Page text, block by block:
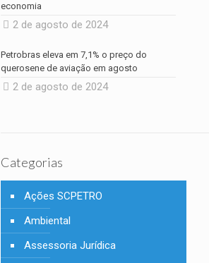
economia
2 de agosto de 2024
Petrobras eleva em 7,1% o preço do
querosene de aviação em agosto
2 de agosto de 2024
Categorias
Ações SCPETRO
Ambiental
Assessoria Jurídica